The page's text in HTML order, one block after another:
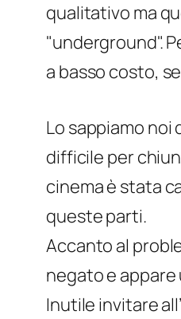
qualitativo ma
"underground".
a basso costo,
Lo sappiamo
difficile per
cinema è stata
queste parti.
Accanto al
negato e appare
Inutile invitare